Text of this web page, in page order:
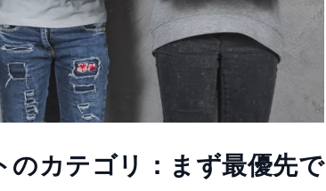
カテゴリ：まず最優先で